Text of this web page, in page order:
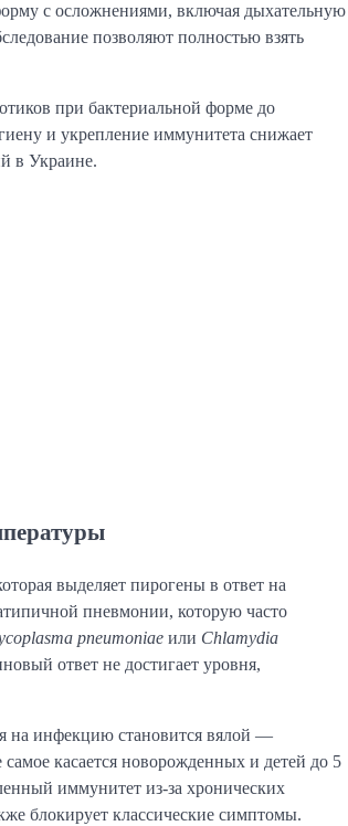
с осложнениями, включая дыхательную
позволяют полностью взять
при бактериальной форме до
и укрепление иммунитета снижает
в Украине.
выделяет пирогены в ответ на
пневмонии, которую часто
pneumoniae или Chlamydia
ответ не достигает уровня,
на инфекцию становится вялой —
касается новорожденных и детей до 5
иммунитет из-за хронических
блокирует классические симптомы.